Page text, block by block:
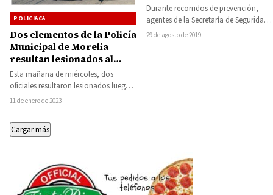
POLICIACA
Dos elementos de la Policía
Municipal de Morelia
resultan lesionados al
chocar con camioneta
Esta mañana de miércoles, dos
oficiales resultaron lesionados luego
de que chocaran en unidad de la
11 de enero de 2023
Durante recorridos de prevención,
agentes de la Secretaría de Seguridad
Pública (SSP), aseguraron una
29 de agosto de 2019
Cargar más